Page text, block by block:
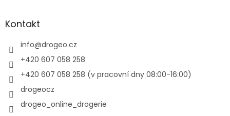
aKontakt
info@drogeo.cz
+420 607 058 258
+420 607 058 258 (v pracovní dny 08:00-16:00)
drogeocz
drogeo_online_drogerie